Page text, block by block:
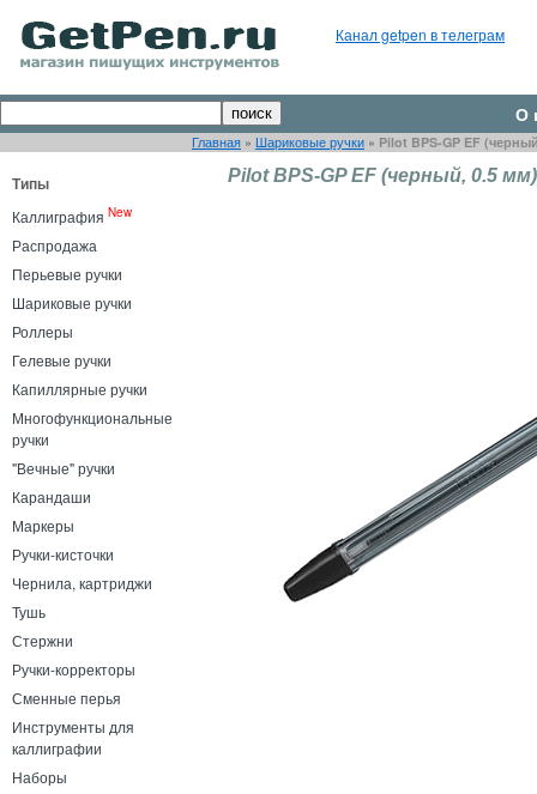
Канал getpen в телеграм
О
Главная » Шариковые ручки » Pilot BPS-GP EF
Типы
Каллиграфия New
Распродажа
Перьевые ручки
Шариковые ручки
Роллеры
Гелевые ручки
Капиллярные ручки
Многофункциональные
ручки
"Вечные" ручки
Карандаши
Маркеры
Ручки-кисточки
Чернила, картриджи
Тушь
Стержни
Ручки-корректоры
Сменные перья
Инструменты для
каллиграфии
Наборы
Pilot BPS-GP EF (черный, 0.5 мм)